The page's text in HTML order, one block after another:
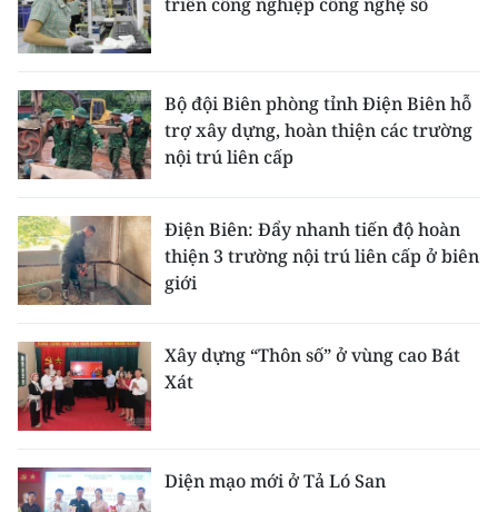
Bộ đội Biên phòng tỉnh Điện Biên hỗ
trợ xây dựng, hoàn thiện các trường
nội trú liên cấp
Điện Biên: Đẩy nhanh tiến độ hoàn
thiện 3 trường nội trú liên cấp ở biên
giới
Xây dựng “Thôn số” ở vùng cao Bát
Xát
Diện mạo mới ở Tả Ló San